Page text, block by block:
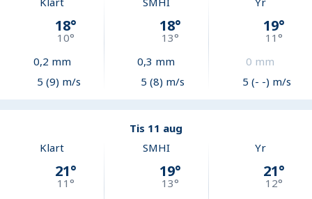
18°
10°
0,2 mm
5 (9) m/s
18°
13°
0,3 mm
5 (8) m/s
19°
11°
0 mm
5 (- -) m/s
Tis 11 aug
Klart
21°
11°
SMHI
19°
13°
Yr
21°
12°